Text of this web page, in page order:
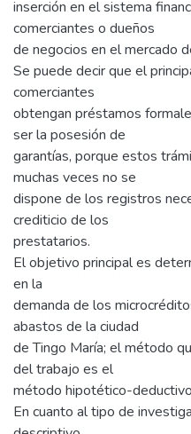
inserción en el sistema
comerciantes o dueños
de negocios en el mercado
Se puede decir que el
comerciantes
obtengan préstamos
ser la posesión de
garantías, porque estos
muchas veces no se
dispone de los registros
crediticio de los
prestatarios.
El objetivo principal es
en la
demanda de los
abastos de la ciudad
de Tingo María; el método
del trabajo es el
método hipotético-
En cuanto al tipo de